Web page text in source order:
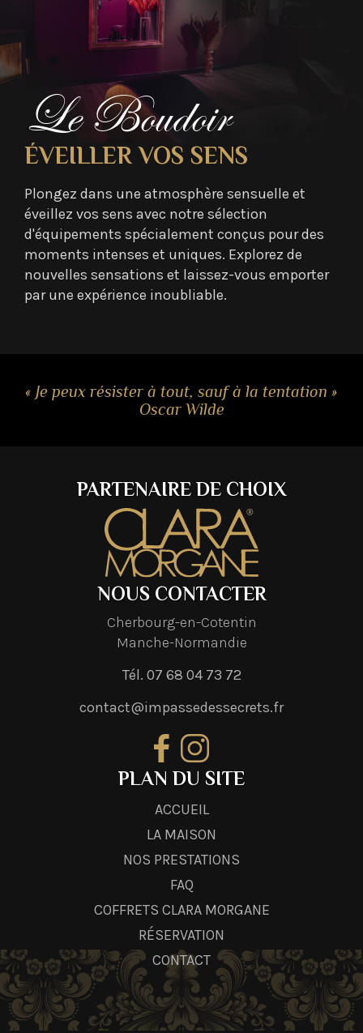
Le Boudoir
ÉVEILLER VOS SENS
Plongez dans une atmosphère sensuelle et
éveillez vos sens avec notre sélection
d'équipements spécialement conçus pour des
moments intenses et uniques. Explorez de
nouvelles sensations et laissez-vous emporter
par une expérience inoubliable.
PARTENAIRE DE CHOIX
NOUS CONTACTER
Cherbourg-en-Cotentin
Manche-Normandie
Tél. 07 68 04 73 72
contact@impassedessecrets.fr
PLAN DU SITE
ACCUEIL
LA MAISON
NOS PRESTATIONS
FAQ
COFFRETS CLARA MORGANE
RÉSERVATION
CONTACT